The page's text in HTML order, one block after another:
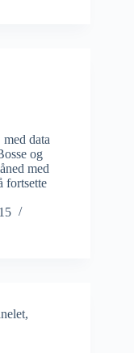
data
og
med
fortsette
,